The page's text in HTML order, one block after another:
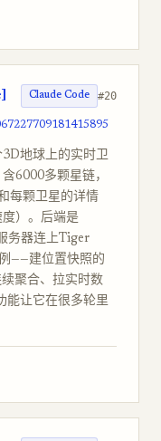
Claude Code #20
地球上的实时卫
6000多颗星链，
每颗卫星的详情
度）。后端是
务器连上Tiger
——建位置快照的
聚合、拉实时数
能让它在很多轮里